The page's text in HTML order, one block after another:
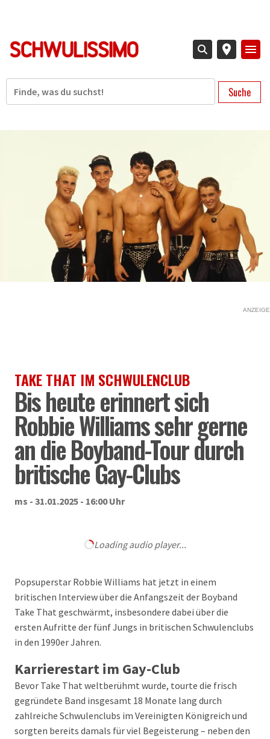
Suche
ANZEIGE
TAKE THAT IM SCHWULENCLUB
Bis heute erinnert sich
Robbie Williams sehr gerne
an die Boyband-Tour durch
britische Gay-Clubs
ms - 31.01.2025 - 16:00 Uhr
Loading audio player...
Popsuperstar Robbie Williams hat jetzt in einem
britischen Interview über die Anfangszeit der Boyband
Take That geschwärmt, insbesondere dabei über die
ersten Aufritte der fünf Jungs in britischen Schwulenclubs
in den 1990er Jahren.
Karrierestart im Gay-Club
Bevor Take That weltberühmt wurde, tourte die frisch
gegründete Band insgesamt 18 Monate lang durch
zahlreiche Schwulenclubs im Vereinigten Königreich und
sorgten bereits damals für viel Begeisterung – neben den